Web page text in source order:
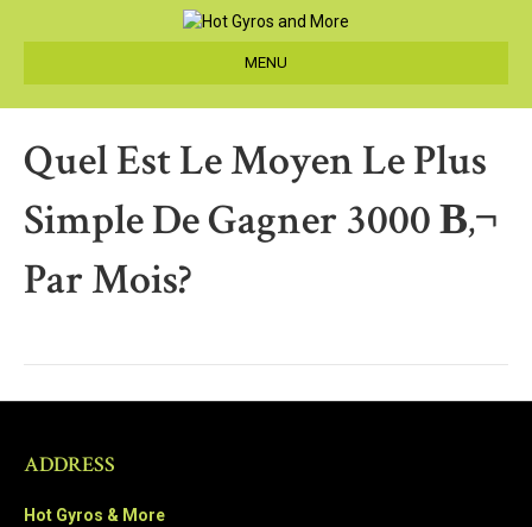
MENU
Quel Est Le Moyen Le Plus
Simple De Gagner 3000 В‚¬
Par Mois?
ADDRESS
Hot Gyros & More